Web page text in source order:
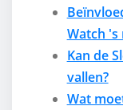
Watch 's
Kan de
vallen?
Wat